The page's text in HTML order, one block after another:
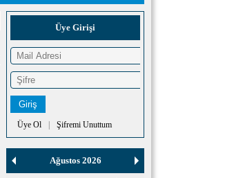
Üye Girişi
Şifremi Unuttum
Üye Ol
Ağustos 2026